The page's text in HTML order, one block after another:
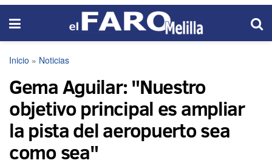
Inicio » Noticias
Gema Aguilar: "Nuestro
objetivo principal es ampliar
la pista del aeropuerto sea
como sea"